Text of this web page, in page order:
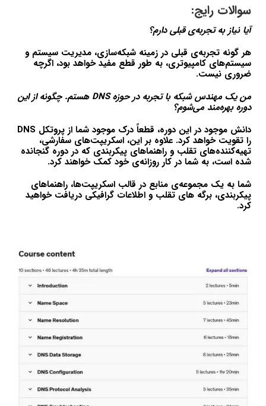
سوالات رایج:
آیا نیاز به تجربه‌ی قبلی دارم؟
هر گونه تجربه‌ی قبلی در زمینه شبکه‌سازی، مدیریت سیستم و
سیستم‌های کامپیوتری، به طور قطع مفید خواهد بود، اگرچه
ضروری نیست.
من یک مهندس شبکه با تجربه در حوزه DNS هستم. چگونه از این
دوره بهره‌مند می‌شوم؟
دانش موجود در این دوره، قطعاً درک موجود شما از پروتکل DNS
را تقویت خواهد کرد. علاوه بر این، اسکریپت‌های سفارشی،
تهیه‌کننده‌های تقلب و راهنماهای پیکربندی که در دوره گنجانده
شده است، به شما در کار روزانه‌ی خود کمک خواهند کرد.
شما به یک مجموعه‌ی منابع در قالب اسکریپت‌ها، راهنماهای
پیکربندی، برگه های تقلب و اطلاعات گرافیکی دریافت خواهید
کرد.